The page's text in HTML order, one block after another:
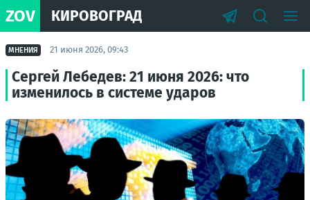
ZOV КИРОВОГРАД
МНЕНИЯ 21 июня 2026, 09:43
Сергей Лебедев: 21 июня 2026: что
изменилось в системе ударов